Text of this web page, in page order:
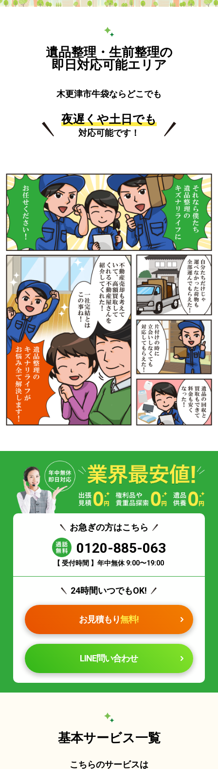
遺品整理・生前整理の
即日対応可能エリア
木更津市牛袋ならどこでも
夜遅くや土日でも
対応可能です！
お急ぎの方はこちら
0120-885-063
【 受付時間 】年中無休 9:00〜19:00
24時間いつでもOK!
お見積もり無料!
LINE問い合わせ
基本サービス一覧
こちらのサービスは